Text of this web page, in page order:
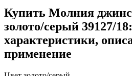
Купить Молния
золото/серый 39127/18:
характеристики,
применение